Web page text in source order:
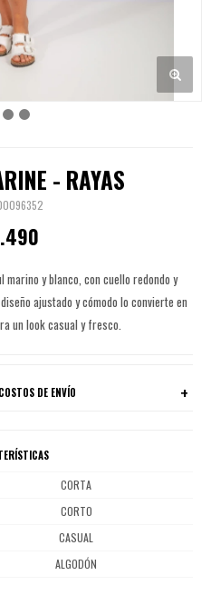
- RAYAS
y blanco, con cuello redondo y
ajustado y cómodo lo convierte en
un look casual y fresco.
DE ENVÍO
CORTA
CORTO
CASUAL
ALGODÓN